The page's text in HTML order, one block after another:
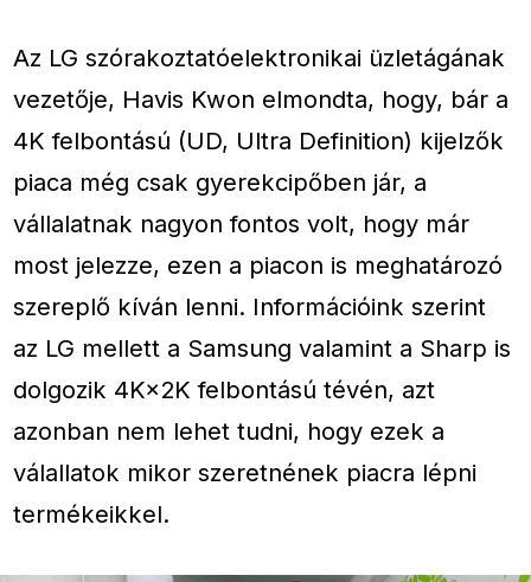
Az LG szórakoztatóelektronikai üzletágának
vezetője, Havis Kwon elmondta, hogy, bár a
4K felbontású (UD, Ultra Definition) kijelzők
piaca még csak gyerekcipőben jár, a
vállalatnak nagyon fontos volt, hogy már
most jelezze, ezen a piacon is meghatározó
szereplő kíván lenni. Információink szerint
az LG mellett a Samsung valamint a Sharp is
dolgozik 4K×2K felbontású tévén, azt
azonban nem lehet tudni, hogy ezek a
válallatok mikor szeretnének piacra lépni
termékeikkel.